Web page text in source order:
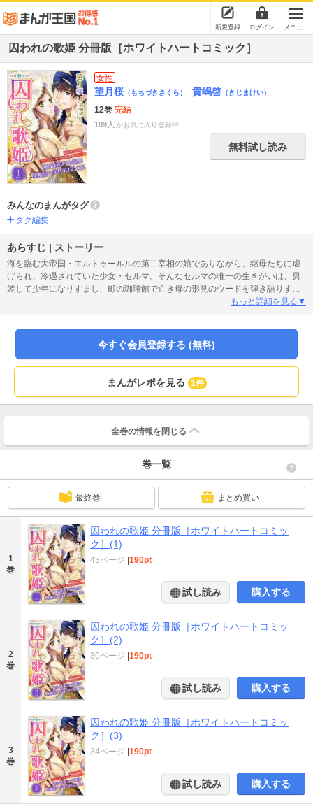
新規登録 ログイン メニュー
囚われの歌姫 分冊版［ホワイトハートコミック］
女性
望月桜 （もちづきさくら） 貴嶋啓 （きじまけい）
12巻 完結
189人 がお気に入り登録中
無料試し読み
みんなのまんがタグ
タグ編集
あらすじ | ストーリー
海を臨む大帝国・エルトゥールルの第二宰相の娘でありながら、継母たちに虐
げられ、冷遇されていた少女・セルマ。そんなセルマの唯一の生きがいは、男
装して少年になりすまし、町の珈琲館で亡き母の形見のウードを弾き語りする
ことだった。いつものように屋敷を抜け出したある日のこと、セルマは珈琲館
ークの政変の企てに巻き込まれることになる。しかし、彼の正体を知るにつ
れ、セルマの心は揺れ動き…。政治的に相容れないはずの二人。それゆえに強
ミカライズ！時を超えた異国・オスマン世界を舞台に贈る、シンデレラロマン
もっと詳細を見る▼
今すぐ会員登録する (無料)
まんがレポを見る 1件
全巻の情報を 閉じる
巻一覧
最終巻 まとめ買い
1
巻
囚われの歌姫 分冊版［ホワイトハートコミッ
ク］(1)
43ページ |190pt
試し読み 購入する
2
巻
囚われの歌姫 分冊版［ホワイトハートコミッ
ク］(2)
30ページ |190pt
試し読み 購入する
3
巻
囚われの歌姫 分冊版［ホワイトハートコミッ
ク］(3)
34ページ |190pt
試し読み 購入する